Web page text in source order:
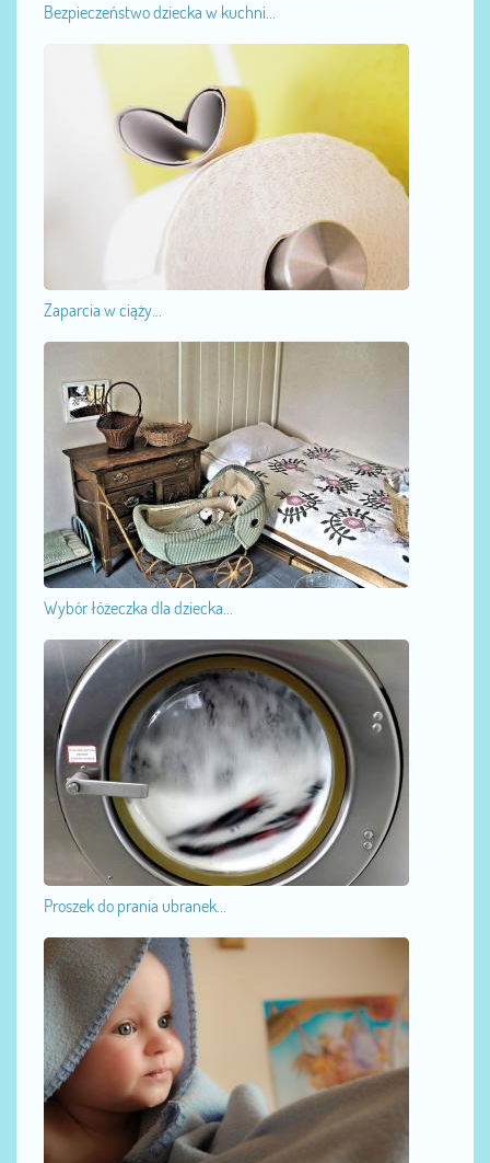
Bezpieczeństwo dziecka w kuchni...
Zaparcia w ciąży...
Wybór łóżeczka dla dziecka...
Proszek do prania ubranek...